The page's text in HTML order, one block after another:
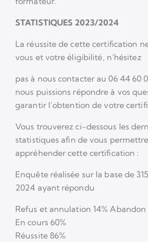
STATISTIQUES 2023/2024
La réussite de cette certification
vous et votre éligibilité, n’hésitez
pas à nous contacter au 06 44 60
nous puissions répondre à vos
garantir l’obtention de votre
Vous trouverez ci-dessous les
statistiques afin de vous
appréhender cette certification :
Enquête réalisée sur la base de
2024 ayant répondu
Refus et annulation 14% Abandon
En cours 60%
Réussite 86%